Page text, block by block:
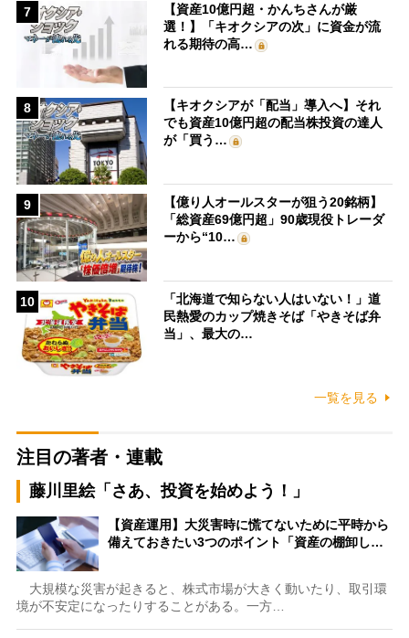
7
【資産10億円超・かんちさんが厳
選！】「キオクシアの次」に資金が流
れる期待の高…
8
【キオクシアが「配当」導入へ】それ
でも資産10億円超の配当株投資の達人
が「買う…
9
【億り人オールスターが狙う20銘柄】
「総資産69億円超」90歳現役トレーダ
ーから“10…
10
「北海道で知らない人はいない！」道
民熱愛のカップ焼きそば「やきそば弁
当」、最大の…
一覧を見る
注目の著者・連載
藤川里絵「さあ、投資を始めよう！」
【資産運用】大災害時に慌てないために平時から
備えておきたい3つのポイント「資産の棚卸し…
大規模な災害が起きると、株式市場が大きく動いたり、取引環
境が不安定になったりすることがある。一方…